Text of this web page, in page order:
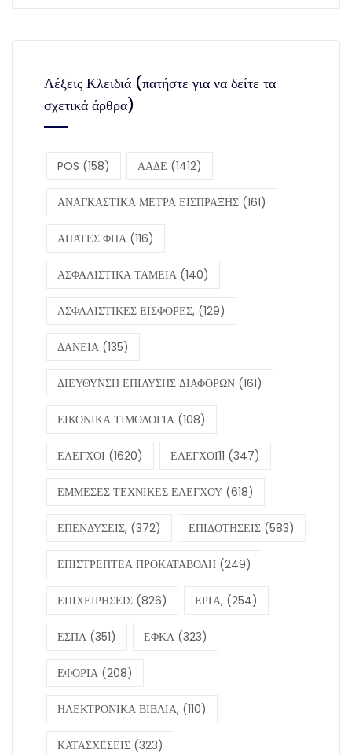
Λέξεις Κλειδιά (πατήστε για να δείτε τα
σχετικά άρθρα)
POS (158) ΑΑΔΕ (1412)
ΑΝΑΓΚΑΣΤΙΚΑ ΜΕΤΡΑ ΕΙΣΠΡΑΞΗΣ (161)
ΑΠΑΤΕΣ ΦΠΑ (116)
ΑΣΦΑΛΙΣΤΙΚΑ ΤΑΜΕΙΑ (140)
ΑΣΦΑΛΙΣΤΙΚΕΣ ΕΙΣΦΟΡΕΣ, (129)
ΔΑΝΕΙΑ (135)
ΔΙΕΥΘΥΝΣΗ ΕΠΙΛΥΣΗΣ ΔΙΑΦΟΡΩΝ (161)
ΕΙΚΟΝΙΚΑ ΤΙΜΟΛΟΓΙΑ (108)
ΕΛΕΓΧΟΙ (1620) ΕΛΕΓΧΟΙ11 (347)
ΕΜΜΕΣΕΣ ΤΕΧΝΙΚΕΣ ΕΛΕΓΧΟΥ (618)
ΕΠΕΝΔΥΣΕΙΣ, (372) ΕΠΙΔΟΤΗΣΕΙΣ (583)
ΕΠΙΣΤΡΕΠΤΕΑ ΠΡΟΚΑΤΑΒΟΛΗ (249)
ΕΠΙΧΕΙΡΗΣΕΙΣ (826) ΕΡΓΑ, (254)
ΕΣΠΑ (351) ΕΦΚΑ (323)
ΕΦΟΡΙΑ (208)
ΗΛΕΚΤΡΟΝΙΚΑ ΒΙΒΛΙΑ, (110)
ΚΑΤΑΣΧΕΣΕΙΣ (323)